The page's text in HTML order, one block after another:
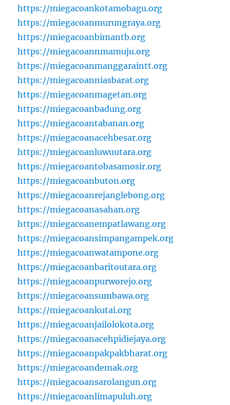
https://miegacoankotamobagu.org
https://miegacoanmurungraya.org
https://miegacoanbimantb.org
https://miegacoannmamuju.org
https://miegacoanmanggaraintt.org
https://miegacoanniasbarat.org
https://miegacoanmagetan.org
https://miegacoanbadung.org
https://miegacoantabanan.org
https://miegacoanacehbesar.org
https://miegacoanluwuutara.org
https://miegacoantobasamosir.org
https://miegacoanbuton.org
https://miegacoanrejanglebong.org
https://miegacoanasahan.org
https://miegacoanempatlawang.org
https://miegacoansimpangampek.org
https://miegacoanwatampone.org
https://miegacoanbaritoutara.org
https://miegacoanpurworejo.org
https://miegacoansumbawa.org
https://miegacoankutai.org
https://miegacoanjailolokota.org
https://miegacoanacehpidiejaya.org
https://miegacoanpakpakbharat.org
https://miegacoandemak.org
https://miegacoansarolangun.org
https://miegacoanlimapuluh.org